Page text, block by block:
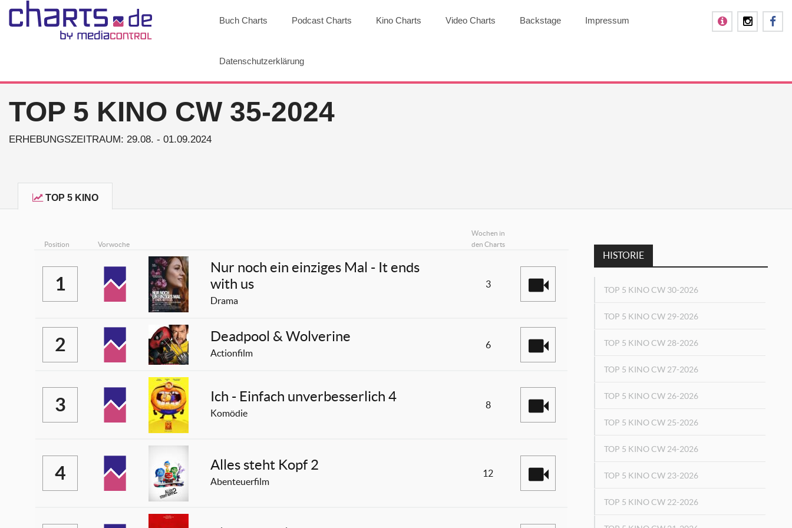
Buch Charts Podcast Charts Kino Charts Video Charts Backstage Impressum
Datenschutzerklärung
TOP 5 KINO CW 35-2024
ERHEBUNGSZEITRAUM: 29.08. - 01.09.2024
TOP 5 KINO
Position Vorwoche
Wochen in
den Charts
1
Nur noch ein einziges Mal - It ends
with us
Drama
3
2 Deadpool & Wolverine
Actionfilm
6
3 Ich - Einfach unverbesserlich 4
Komödie
8
4 Alles steht Kopf 2
Abenteuerfilm
12
HISTORIE
TOP 5 KINO CW 30-2026
TOP 5 KINO CW 29-2026
TOP 5 KINO CW 28-2026
TOP 5 KINO CW 27-2026
TOP 5 KINO CW 26-2026
TOP 5 KINO CW 25-2026
TOP 5 KINO CW 24-2026
TOP 5 KINO CW 23-2026
TOP 5 KINO CW 22-2026